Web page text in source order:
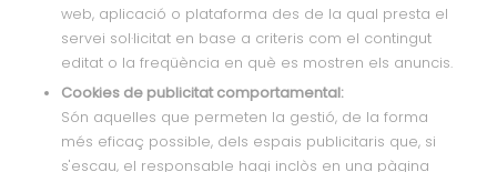
web, aplicació o plataforma des de la qual presta el
servei sol·licitat en base a criteris com el contingut
editat o la freqüència en què es mostren els anuncis.
Cookies de publicitat comportamental:
Són aquelles que permeten la gestió, de la forma
més eficaç possible, dels espais publicitaris que, si
s'escau, el responsable hagi inclòs en una pàgina